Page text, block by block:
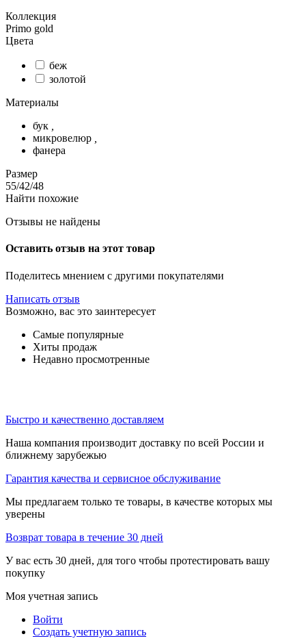
Коллекция
Primo gold
Цвета
беж
золотой
Материалы
бук
микровелюр
фанера
Размер
55/42/48
Найти похожие
Отзывы не найдены
Оставить отзыв на этот товар
Поделитесь мнением с другими покупателями
Написать отзыв
Возможно, вас это заинтересует
Самые популярные
Хиты продаж
Недавно просмотренные
Быстро и качественно доставляем
Наша компания производит доставку по всей России и
ближнему зарубежью
Гарантия качества и сервисное обслуживание
Мы предлагаем только те товары, в качестве которых мы
уверены
Возврат товара в течение 30 дней
У вас есть 30 дней, для того чтобы протестировать вашу
покупку
Моя учетная запись
Войти
Создать учетную запись